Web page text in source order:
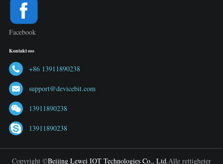
Facebook
Kontakt oss
+86 13911890238
support@devicebit.com
13911890238
13911890238
Copyright ©Beijing Lewei IOT Technologies Co., Ltd.Alle rettigheter